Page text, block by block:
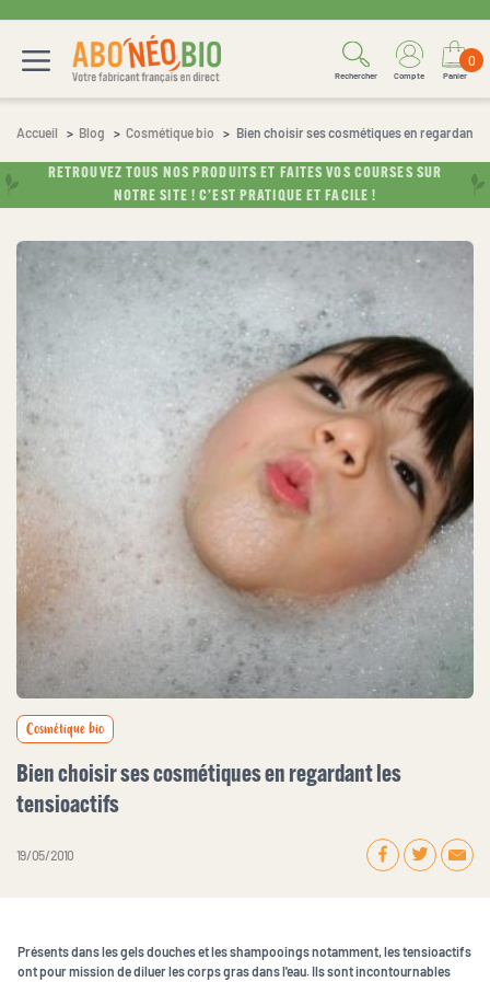
Rechercher Compte
0
Panier
Accueil Blog Cosmétique bio Bien choisir ses cosmétiques en regardant
RETROUVEZ TOUS NOS PRODUITS ET FAITES VOS COURSES SUR
NOTRE SITE ! C’EST PRATIQUE ET FACILE !
Cosmétique bio
Bien choisir ses cosmétiques en regardant les
tensioactifs
19 / 05 / 2010
Présents dans les gels douches et les shampooings notamment, les tensioactifs
ont pour mission de diluer les corps gras dans l'eau. Ils sont incontournables